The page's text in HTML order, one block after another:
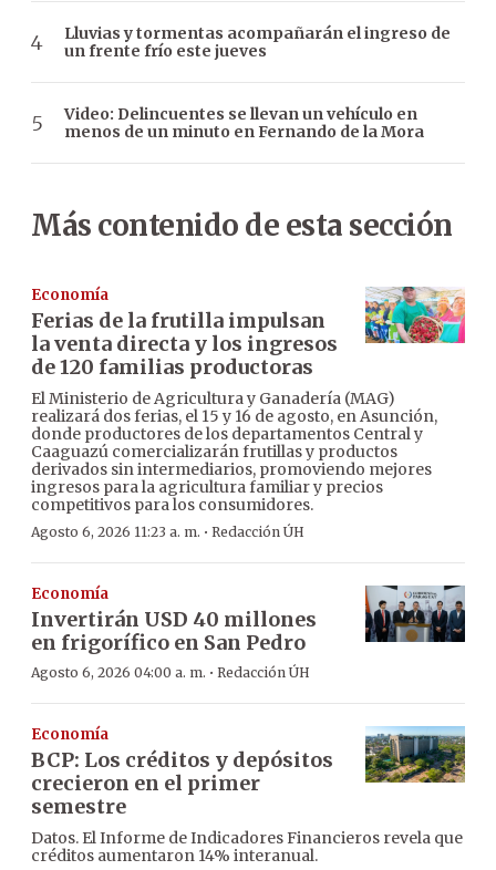
Lluvias y tormentas acompañarán el ingreso de
un frente frío este jueves
Video: Delincuentes se llevan un vehículo en
menos de un minuto en Fernando de la Mora
Más contenido de esta sección
Economía
Ferias de la frutilla impulsan
la venta directa y los ingresos
de 120 familias productoras
El Ministerio de Agricultura y Ganadería (MAG)
realizará dos ferias, el 15 y 16 de agosto, en Asunción,
donde productores de los departamentos Central y
Caaguazú comercializarán frutillas y productos
derivados sin intermediarios, promoviendo mejores
ingresos para la agricultura familiar y precios
competitivos para los consumidores.
Agosto 6, 2026 11:23 a. m. · Redacción ÚH
Economía
Invertirán USD 40 millones
en frigorífico en San Pedro
Agosto 6, 2026 04:00 a. m. · Redacción ÚH
Economía
BCP: Los créditos y depósitos
crecieron en el primer
semestre
Datos. El Informe de Indicadores Financieros revela que
créditos aumentaron 14% interanual.